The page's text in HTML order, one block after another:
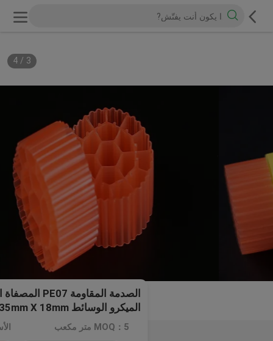
3
/
4
الميكرو الوسائط 35mm X 18mm
MOQ：5 متر مكعب